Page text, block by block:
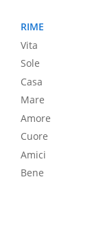
RIME
Vita
Sole
Casa
Mare
Amore
Cuore
Amici
Bene